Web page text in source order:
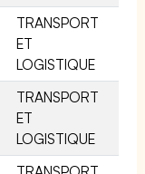
TRANSPORT
ET
LOGISTIQUE
TRANSPORT
ET
LOGISTIQUE